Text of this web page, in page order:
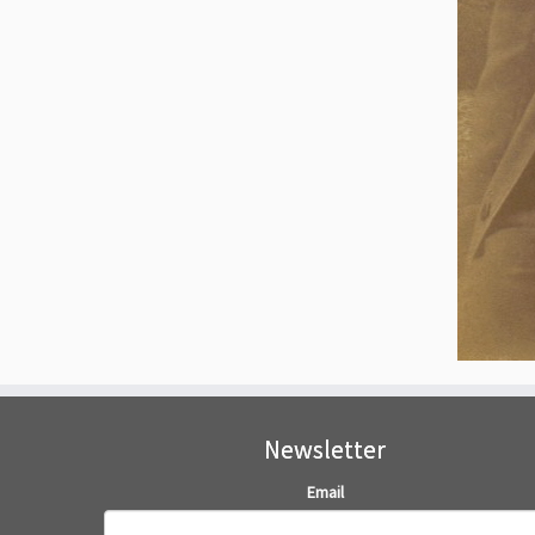
Newsletter
Email